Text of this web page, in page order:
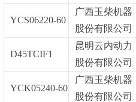
YCS06220-60
广西玉柴机器
股份有限公司
D45TCIF1
昆明云内动力
股份有限公司
YCK05240-60
广西玉柴机器
股份有限公司